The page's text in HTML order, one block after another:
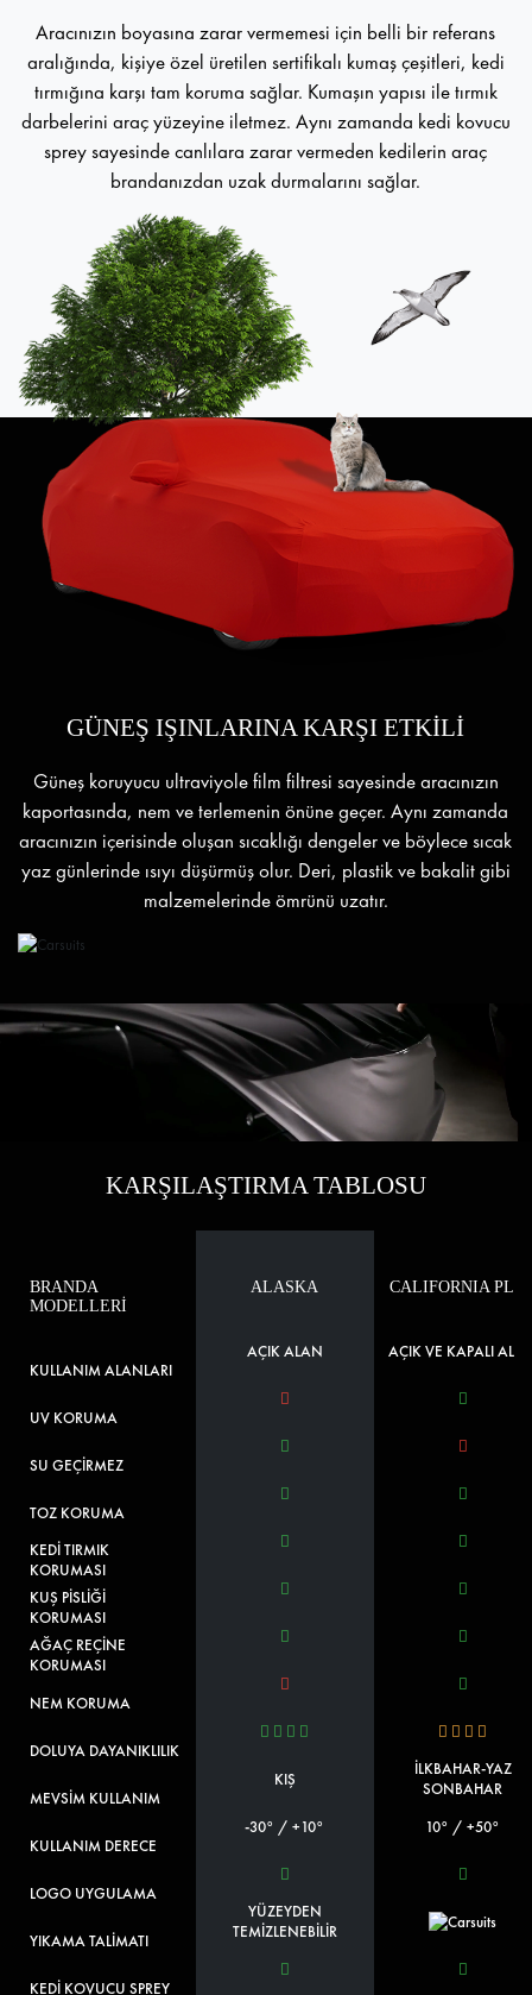
Aracınızın boyasına zarar vermemesi için belli bir referans
aralığında, kişiye özel üretilen sertifikalı kumaş çeşitleri, kedi
tırmığına karşı tam koruma sağlar. Kumaşın yapısı ile tırmık
darbelerini araç yüzeyine iletmez. Aynı zamanda kedi kovucu
sprey sayesinde canlılara zarar vermeden kedilerin araç
brandanızdan uzak durmalarını sağlar.
GÜNEŞ IŞINLARINA KARŞI ETKİLİ
Güneş koruyucu ultraviyole film filtresi sayesinde aracınızın
kaportasında, nem ve terlemenin önüne geçer. Aynı zamanda
aracınızın içerisinde oluşan sıcaklığı dengeler ve böylece sıcak
yaz günlerinde ısıyı düşürmüş olur. Deri, plastik ve bakalit gibi
malzemelerinde ömrünü uzatır.
KARŞILAŞTIRMA TABLOSU
BRANDA
MODELLERİ
KULLANIM ALANLARI
UV KORUMA
SU GEÇİRMEZ
TOZ KORUMA
KEDİ TIRMIK
KORUMASI
KUŞ PİSLİĞİ
KORUMASI
AĞAÇ REÇİNE
KORUMASI
NEM KORUMA
DOLUYA DAYANIKLILIK
MEVSİM KULLANIM
KULLANIM DERECE
LOGO UYGULAMA
YIKAMA TALİMATI
KEDİ KOVUCU SPREY
ALASKA
AÇIK ALAN
KIŞ
-30° / +10°
YÜZEYDEN
TEMİZLENEBİLİR
CALIFORNIA
AÇIK VE KAPALI
İLKBAHAR-YAZ
SONBAHAR
10° / +50°